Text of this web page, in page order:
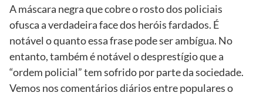
A máscara negra que cobre o rosto dos policiais
ofusca a verdadeira face dos heróis fardados. É
notável o quanto essa frase pode ser ambígua. No
entanto, também é notável o desprestígio que a
“ordem policial” tem sofrido por parte da sociedade.
Vemos nos comentários diários entre populares o